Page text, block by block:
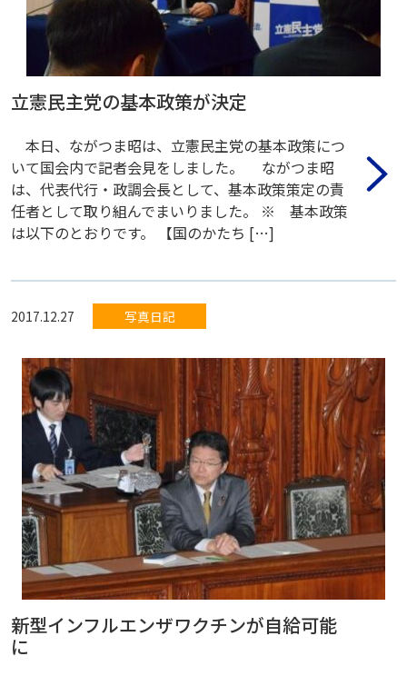
立憲民主党の基本政策が決定
本日、ながつま昭は、立憲民主党の基本政策につ
いて国会内で記者会見をしました。 ながつま昭
は、代表代行・政調会長として、基本政策策定の責
任者として取り組んでまいりました。 ※ 基本政策
は以下のとおりです。 【国のかたち […]
2017.12.27 写真日記
新型インフルエンザワクチンが自給可能
に